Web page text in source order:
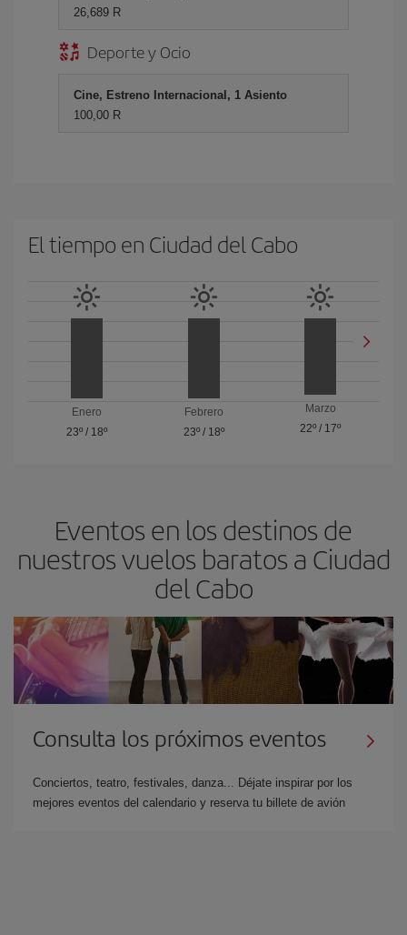
26,689 R
Deporte y Ocio
Cine, Estreno Internacional, 1 Asiento
100,00 R
El tiempo en Ciudad del Cabo
Enero
23º/ 18º
Febrero
23º/ 18º
Marzo
22º / 17º
Eventos en los destinos de
nuestros vuelos baratos a Ciudad
del Cabo
Consulta los próximos eventos
Conciertos, teatro, festivales, danza... Déjate inspirar por los
mejores eventos del calendario y reserva tu billete de avión